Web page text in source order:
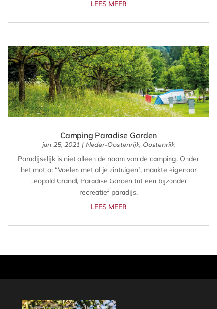
LEES MEER
Camping Paradise Garden
jun 25, 2021 | Neder-Oostenrijk, Oostenrijk
Paradijselijk is niet alleen de naam van de camping. Onder
het motto: “Voelen met al je zintuigen”, maakte eigenaar
Leopold Grandl, Paradise Garden tot een bijzonder
recreatief paradijs.
LEES MEER